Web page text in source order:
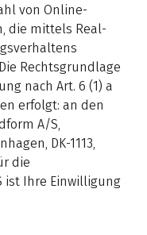
von Online-
die mittels Real-
Rechtsgrundlage
nach Art. 6 (1) a
erfolgt: an den
A/S,
DK-1113,
die
ist Ihre Einwilligung